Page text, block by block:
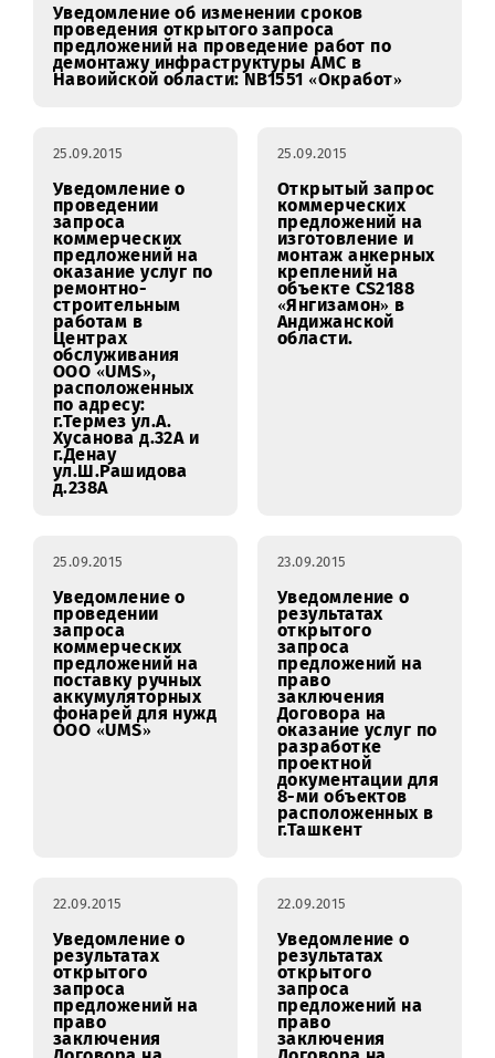
элементов
отопительного
котла в Центре
обслуживания
ООО «UMS»
Центральном
офисе ООО «UMS»
25.09.2015
Уведомление об изменении сроков
проведения открытого запроса
предложений на проведение работ по
демонтажу инфраструктуры АМС в
Навоийской области: NB1551 «Окработ»
25.09.2015
Уведомление о
проведении
запроса
коммерческих
предложений на
строительным
работам в
Центрах
обслуживания
ООО «UMS»,
расположенных
по адресу:
г.Термез ул.А.
Хусанова д.32А и
г.Денау
ул.Ш.Рашидова
«Янгизамон» в
Андижанской
области.
проведении
запроса
коммерческих
предложений на
поставку ручных
аккумуляторных
фонарей для нужд
ООО «UMS»
23.09.2015
результатах
открытого
запроса
предложений на
право
заключения
Договора на
оказание услуг по
разработке